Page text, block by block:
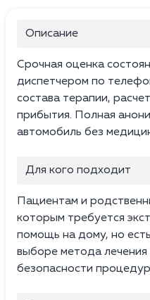
Описание
Срочная оценка
диспетчером по
состава терапии,
прибытия. Полная
автомобиль без
Для кого подходит
Пациентам и
которым требуется
помощь на дому, но
выборе метода лечения
безопасности